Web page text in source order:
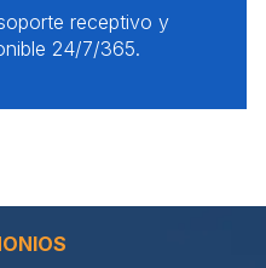
receptivo y
24/7/365.